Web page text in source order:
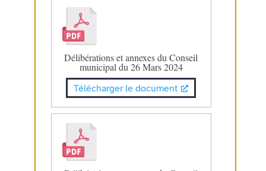
Délibérations et annexes du Conseil
municipal du 26 Mars 2024
Télécharger le document